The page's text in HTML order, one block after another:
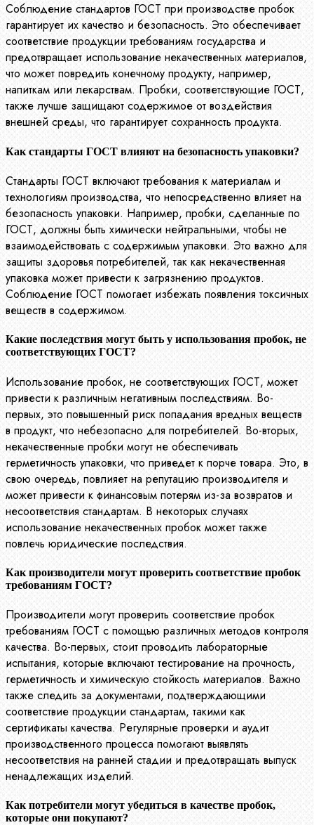
Соблюдение стандартов ГОСТ при производстве пробок
гарантирует их качество и безопасность. Это обеспечивает
соответствие продукции требованиям государства и
предотвращает использование некачественных материалов,
что может повредить конечному продукту, например,
напиткам или лекарствам. Пробки, соответствующие ГОСТ,
также лучше защищают содержимое от воздействия
внешней среды, что гарантирует сохранность продукта.
Как стандарты ГОСТ влияют на безопасность упаковки?
Стандарты ГОСТ включают требования к материалам и
технологиям производства, что непосредственно влияет на
безопасность упаковки. Например, пробки, сделанные по
ГОСТ, должны быть химически нейтральными, чтобы не
взаимодействовать с содержимым упаковки. Это важно для
защиты здоровья потребителей, так как некачественная
упаковка может привести к загрязнению продуктов.
Соблюдение ГОСТ помогает избежать появления токсичных
веществ в содержимом.
Какие последствия могут быть у использования пробок, не
соответствующих ГОСТ?
Использование пробок, не соответствующих ГОСТ, может
привести к различным негативным последствиям. Во-
первых, это повышенный риск попадания вредных веществ
в продукт, что небезопасно для потребителей. Во-вторых,
некачественные пробки могут не обеспечивать
герметичность упаковки, что приведет к порче товара. Это, в
свою очередь, повлияет на репутацию производителя и
может привести к финансовым потерям из-за возвратов и
несоответствия стандартам. В некоторых случаях
использование некачественных пробок может также
повлечь юридические последствия.
Как производители могут проверить соответствие пробок
требованиям ГОСТ?
Производители могут проверить соответствие пробок
требованиям ГОСТ с помощью различных методов контроля
качества. Во-первых, стоит проводить лабораторные
испытания, которые включают тестирование на прочность,
герметичность и химическую стойкость материалов. Важно
также следить за документами, подтверждающими
соответствие продукции стандартам, такими как
сертификаты качества. Регулярные проверки и аудит
производственного процесса помогают выявлять
несоответствия на ранней стадии и предотвращать выпуск
ненадлежащих изделий.
Как потребители могут убедиться в качестве пробок,
которые они покупают?